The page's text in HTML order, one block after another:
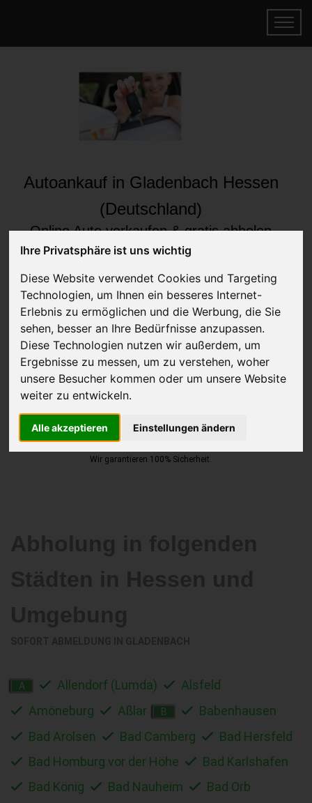
Ihre Privatsphäre ist uns wichtig
Diese Website verwendet Cookies und Targeting
Technologien, um Ihnen ein besseres Internet-
Erlebnis zu ermöglichen und die Werbung, die Sie
sehen, besser an Ihre Bedürfnisse anzupassen.
Diese Technologien nutzen wir außerdem, um
Ergebnisse zu messen, um zu verstehen, woher
unsere Besucher kommen oder um unsere Website
weiter zu entwickeln.
Alle akzeptieren Einstellungen ändern
Autoankauf in Gladenbach Hessen
(Deutschland)
Online Auto verkaufen & gratis abholen
lassen
JETZT KOSTENLOSE BEWERTUNG
Kostenloses Angebotfür den Ankauf Ihres Autos inklusive der
Wir garantieren 100% Sicherheit.
A Allendorf (Lumda)
Alsfeld
Amöneburg
Aßlar B
Babenhausen
Bad Arolsen
Bad Camberg
Bad Hersfeld
Bad Homburg vor der Höhe
Bad Karlshafen
Bad König
Bad Nauheim
Bad Orb